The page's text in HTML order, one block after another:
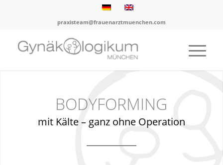
praxisteam@frauenarztmuenchen.com
BODYFORMING
mit Kälte – ganz ohne Operation